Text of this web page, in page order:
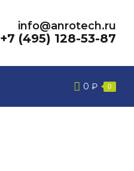
info@anrotech.ru
+7 (495) 128-53-87
0 ₽ 0